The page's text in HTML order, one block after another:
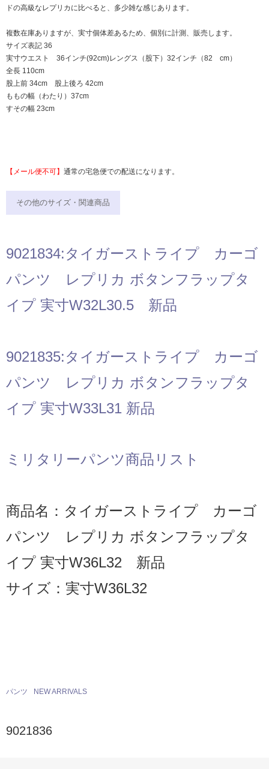
ドの高級なレプリカに比べると、多少雑な感じあります。
複数在庫ありますが、実寸個体差あるため、個別に計測、販売します。
サイズ表記 36
実寸ウエスト 36インチ(92cm)レングス（股下）32インチ（82 cm）
全長 110cm
股上前 34cm 股上後ろ 42cm
ももの幅（わたり）37cm
すその幅 23cm
【メール便不可】 通常の宅急便での配送になります。
その他のサイズ・関連商品
9021834:タイガーストライプ カーゴ
パンツ レプリカ ボタンフラップタ
イプ 実寸W32L30.5 新品
9021835:タイガーストライプ カーゴ
パンツ レプリカ ボタンフラップタ
イプ 実寸W33L31 新品
ミリタリーパンツ商品リスト
商品名：タイガーストライプ カーゴ
パンツ レプリカ ボタンフラップタ
イプ 実寸W36L32 新品
サイズ：実寸W36L32
パンツ NEW ARRIVALS
9021836